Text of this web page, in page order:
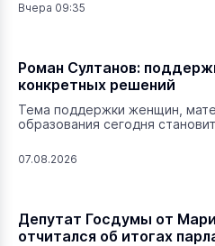
Вчера 09:35
Роман Султанов:
конкретных решений
Тема поддержки женщин,
образования сегодня
07.08.2026
Депутат Госдумы от
отчитался об итогах